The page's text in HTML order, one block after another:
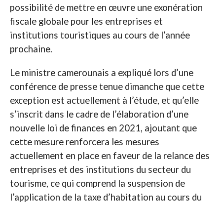
possibilité de mettre en œuvre une exonération
fiscale globale pour les entreprises et
institutions touristiques au cours de l’année
prochaine.
Le ministre camerounais a expliqué lors d’une
conférence de presse tenue dimanche que cette
exception est actuellement à l’étude, et qu’elle
s’inscrit dans le cadre de l’élaboration d’une
nouvelle loi de finances en 2021, ajoutant que
cette mesure renforcera les mesures
actuellement en place en faveur de la relance des
entreprises et des institutions du secteur du
tourisme, ce qui comprend la suspension de
l’application de la taxe d’habitation au cours du